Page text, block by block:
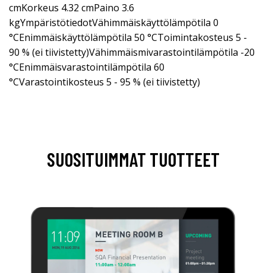
cmKorkeus 4.32 cmPaino 3.6
kgYmpäristötiedotVähimmäiskäyttölämpötila 0
°CEnimmäiskäyttölämpötila 50 °CToimintakosteus 5 -
90 % (ei tiivistetty)Vähimmäismivarastointilämpötila -20
°CEnimmäisvarastointilämpötila 60
°CVarastointikosteus 5 - 95 % (ei tiivistetty)
SUOSITUIMMAT TUOTTEET